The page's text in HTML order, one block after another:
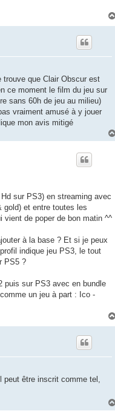
trouve que Clair Obscur est
ce moment le film du jeu sur
sans 60h de jeu au milieu)
vraiment amusé à y jouer
mon avis mitigé
sur PS3) en streaming avec
gold) et entre toutes les
vient de poper de bon matin ^^
à la base ? Et si je peux
indique jeu PS3, le tout
PS5 ?
puis sur PS3 avec en bundle
un jeu à part : Ico -
peut être inscrit comme tel,